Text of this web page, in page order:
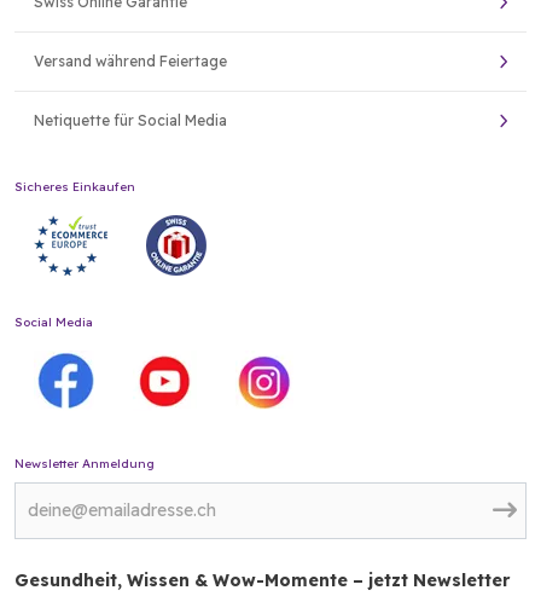
Versand während Feiertage
Netiquette für Social Media
Sicheres Einkaufen
Social Media
Newsletter Anmeldung
Gesundheit, Wissen & Wow-Momente – jetzt Newsletter